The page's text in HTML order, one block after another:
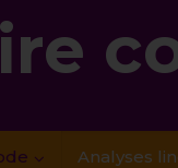
Analyses